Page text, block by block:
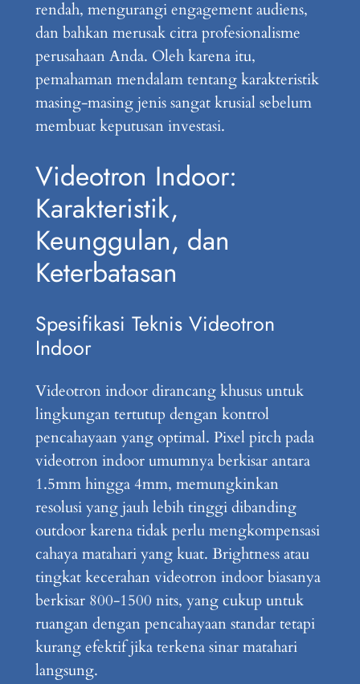
rendah, mengurangi engagement audiens,
dan bahkan merusak citra profesionalisme
perusahaan Anda. Oleh karena itu,
pemahaman mendalam tentang karakteristik
masing-masing jenis sangat krusial sebelum
membuat keputusan investasi.
Videotron Indoor:
Karakteristik,
Keunggulan, dan
Keterbatasan
Spesifikasi Teknis Videotron
Indoor
Videotron indoor dirancang khusus untuk
lingkungan tertutup dengan kontrol
pencahayaan yang optimal. Pixel pitch pada
videotron indoor umumnya berkisar antara
1.5mm hingga 4mm, memungkinkan
resolusi yang jauh lebih tinggi dibanding
outdoor karena tidak perlu mengkompensasi
cahaya matahari yang kuat. Brightness atau
tingkat kecerahan videotron indoor biasanya
berkisar 800-1500 nits, yang cukup untuk
ruangan dengan pencahayaan standar tetapi
kurang efektif jika terkena sinar matahari
langsung.